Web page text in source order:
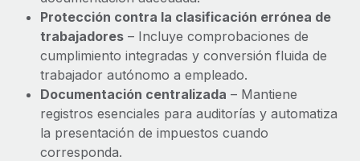
Abre entidades conforme a la legalidad enseguida.
Movilidad y reubicación
Reubica a los empleados con facilidad.
Prestaciones
Gestiona las prestaciones de los empleados sin
complicaciones.
Novedades de producto de Remote:
Integraciones con Gusto y Xero y Contractor
Management Plus
La misión de Remote sigue siendo ayudar a empresas de
todos los tamaños a contratar, gestionar y...
Más información
Protección contra la clasificación errónea de
trabajadores – Incluye comprobaciones de
cumplimiento integradas y conversión fluida de
trabajador autónomo a empleado.
Documentación centralizada – Mantiene
registros esenciales para auditorías y automatiza
la presentación de impuestos cuando
corresponda.